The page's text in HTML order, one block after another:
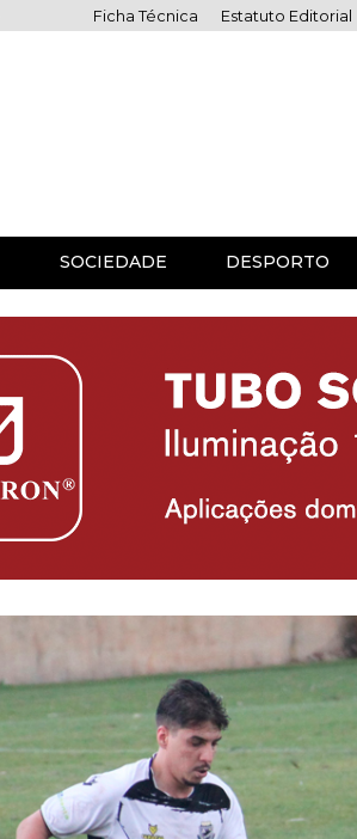
Ficha Técnica Estatuto Editorial
SOCIEDADE DESPORTO